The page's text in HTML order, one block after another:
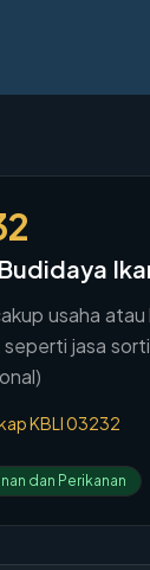
usaha
jasa
KBLI03232
dan Perikanan